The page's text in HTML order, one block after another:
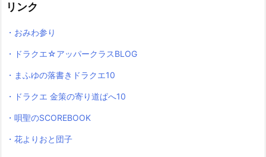
リンク
・おみわ参り
・ドラクエ☆アッパークラスBLOG
・まふゆの落書きドラクエ10
・ドラクエ 金策の寄り道ぱへ10
・唄聖のSCOREBOOK
・花よりおと団子